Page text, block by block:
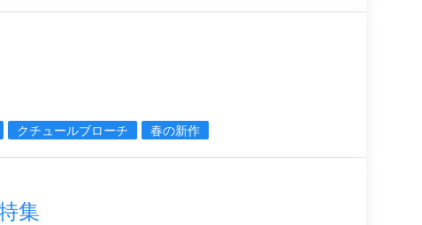
クチュールブローチ 春の新作
集